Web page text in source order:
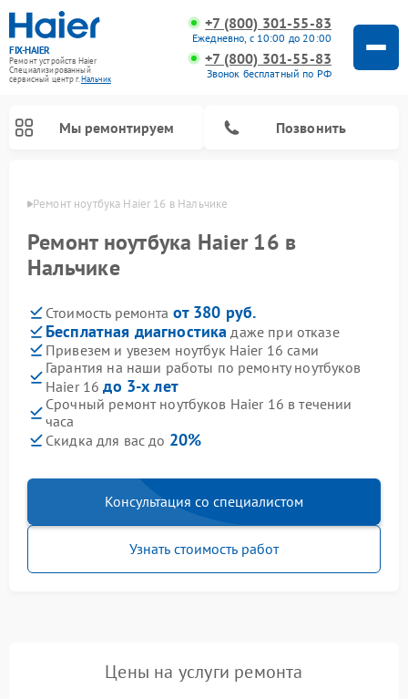
FIX-HAIER
Ремонт устройств Haier
Специализированный
cервисный центр г.Нальчик
+7 (800) 301-55-83
Ежедневно, с 10:00 до 20:00
+7 (800) 301-55-83
Звонок бесплатный по РФ
Мы ремонтируем Позвонить
Ремонт ноутбука Haier 16 в Нальчике
Ремонт ноутбука Haier 16 в
Нальчике
Стоимость ремонта от 380 руб.
Бесплатная диагностика даже при отказе
Привезем и увезем ноутбук Haier 16 сами
Гарантия на наши работы по ремонту ноутбуков
Haier 16до 3-х лет
Срочный ремонт ноутбуков Haier 16 в течении
часа
Скидка для вас до 20%
Консультация со специалистом
Узнать стоимость работ
Цены на услуги ремонта